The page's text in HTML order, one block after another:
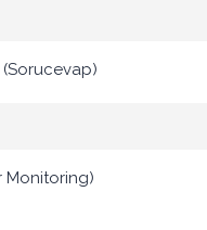
Monitoring)